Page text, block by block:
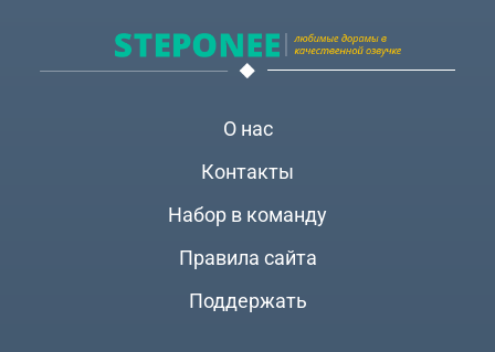
О нас
Контакты
Набор в команду
Правила сайта
Поддержать